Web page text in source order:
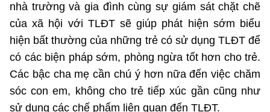
nhà trường và gia đình cùng sự giám sát chặt chẽ
của xã hội với TLĐT sẽ giúp phát hiện sớm biểu
hiện bất thường của những trẻ có sử dụng TLĐT để
có các biện pháp sớm, phòng ngừa tốt hơn cho trẻ.
Các bậc cha mẹ cần chú ý hơn nữa đến việc chăm
sóc con em, không cho trẻ tiếp xúc gần cũng như
sử dụng các chế phẩm liên quan đến TLĐT.